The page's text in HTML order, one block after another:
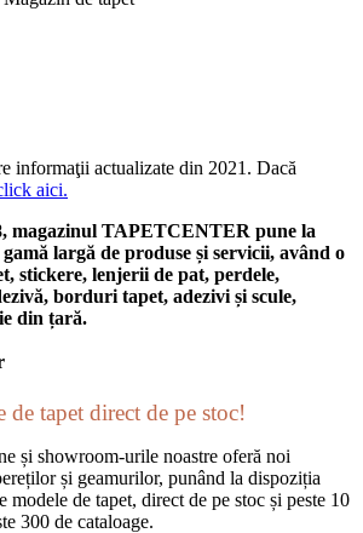
informaţii actualizate din 2021. Dacă
aici.
magazinul TAPETCENTER pune la
largă de produse și servicii, având o
stickere, lenjerii de pat, perdele,
borduri tapet, adezivi și scule,
din țară.
de tapet direct de pe stoc!
și showroom-urile noastre oferă noi
și geamurilor, punând la dispoziția
modele de tapet, direct de pe stoc și peste 10
300 de cataloage.